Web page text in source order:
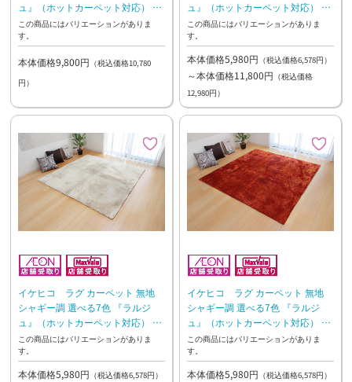
ュ』（ホットカーペット対応） グ
リーン【10日~2週間後のお渡し】
この商品にはバリエーションがありま
す。
本体価格9,800円 （税込価格10,780
円）
ュ』（ホットカーペット対応） グ
レー【10日~2週間後のお渡し】
この商品にはバリエーションがありま
す。
本体価格5,980円 （税込価格6,578円）
～本体価格11,800円 （税込価格
12,980円）
イケヒコ ラグ カーペット 無地
シャギー調 選べる7色 『ラルジ
ュ』（ホットカーペット対応） ア
イボリー【10日~2週間後のお渡
し】
この商品にはバリエーションがありま
す。
本体価格5,980円 （税込価格6,578円）
イケヒコ ラグ カーペット 無地
シャギー調 選べる7色 『ラルジ
ュ』（ホットカーペット対応） オ
レンジ 【10日~2週間後のお渡し】
この商品にはバリエーションがありま
す。
本体価格5,980円 （税込価格6,578円）